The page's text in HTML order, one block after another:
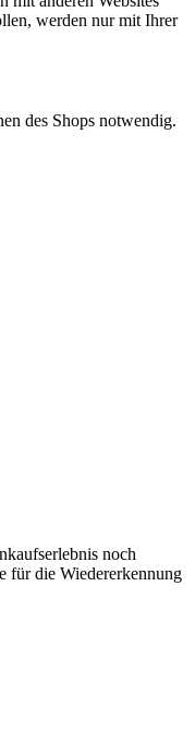
werden nur mit Ihrer
des Shops notwendig.
noch
für die Wiedererkennung